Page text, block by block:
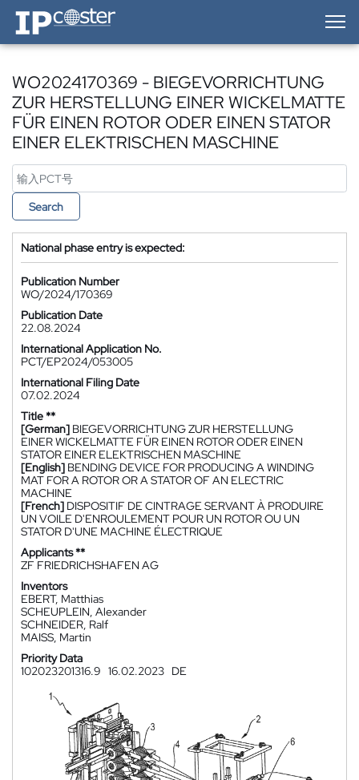
IP-Coster — Home
WO2024170369 - BIEGEVORRICHTUNG
ZUR HERSTELLUNG EINER WICKELMATTE
FÜR EINEN ROTOR ODER EINEN STATOR
EINER ELEKTRISCHEN MASCHINE
Search
National phase entry is expected:
Publication Number
WO/2024/170369
Publication Date
22.08.2024
International Application No.
PCT/EP2024/053005
International Filing Date
07.02.2024
Title **
[German] BIEGEVORRICHTUNG ZUR HERSTELLUNG
EINER WICKELMATTE FÜR EINEN ROTOR ODER EINEN
STATOR EINER ELEKTRISCHEN MASCHINE
[English] BENDING DEVICE FOR PRODUCING A WINDING
MAT FOR A ROTOR OR A STATOR OF AN ELECTRIC
MACHINE
[French] DISPOSITIF DE CINTRAGE SERVANT À PRODUIRE
UN VOILE D'ENROULEMENT POUR UN ROTOR OU UN
STATOR D'UNE MACHINE ÉLECTRIQUE
Applicants **
ZF FRIEDRICHSHAFEN AG
Inventors
EBERT, Matthias
SCHEUPLEIN, Alexander
SCHNEIDER, Ralf
MAISS, Martin
Priority Data
102023201316.9 16.02.2023 DE